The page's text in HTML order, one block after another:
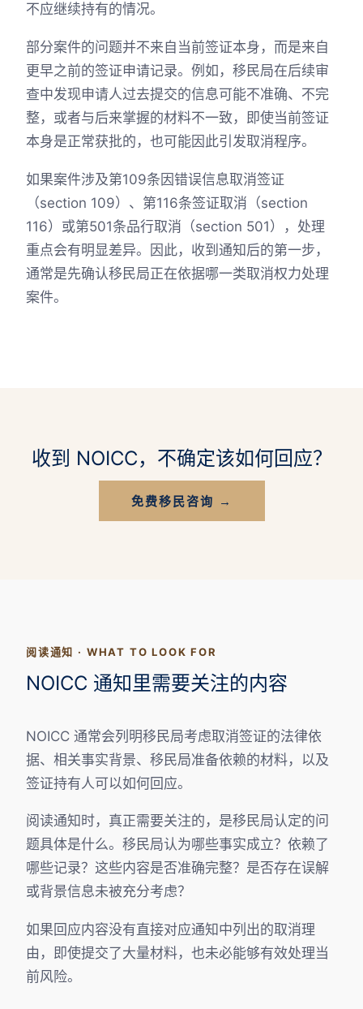
不应继续持有的情况。
部分案件的问题并不来自当前签证本身，而是来自
更早之前的签证申请记录。例如，移民局在后续审
查中发现申请人过去提交的信息可能不准确、不完
整，或者与后来掌握的材料不一致，即使当前签证
本身是正常获批的，也可能因此引发取消程序。
如果案件涉及第109条因错误信息取消签证
（section 109）、第116条签证取消（section
116）或第501条品行取消（section 501），处理
重点会有明显差异。因此，收到通知后的第一步，
通常是先确认移民局正在依据哪一类取消权力处理
案件。
收到 NOICC，不确定该如何回应？
免费移民咨询 →
阅读通知 · WHAT TO LOOK FOR
NOICC 通知里需要关注的内容
NOICC 通常会列明移民局考虑取消签证的法律依
据、相关事实背景、移民局准备依赖的材料，以及
签证持有人可以如何回应。
阅读通知时，真正需要关注的，是移民局认定的问
题具体是什么。移民局认为哪些事实成立？依赖了
哪些记录？这些内容是否准确完整？是否存在误解
或背景信息未被充分考虑？
如果回应内容没有直接对应通知中列出的取消理
由，即使提交了大量材料，也未必能够有效处理当
前风险。